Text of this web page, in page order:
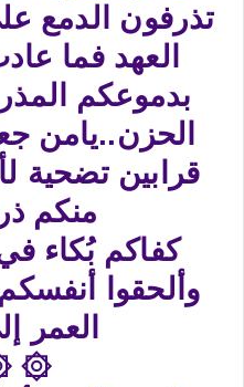
تذرفون الدمع
العهد فما
بدموعكم
الحزن..يامن
قرابين تضحية
منكم
كفاكم بُكاء
وألحقوا
العمر
۞